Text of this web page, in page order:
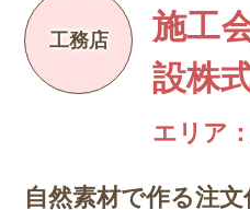
施工
設株
エリア
自然素材で作る注文